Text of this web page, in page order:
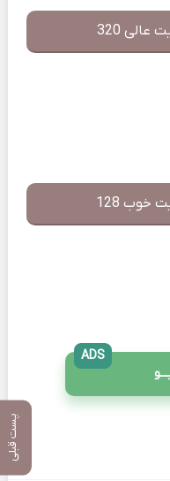
پست قبلی
320
خوب 128
ADS